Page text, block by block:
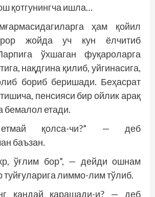
қотгунингча ишла…
ҳам қойил
жойда уч кун ёлчитиб
ўхшаган фуқароларга
нақдгина қилиб, уйгинасига,
бориб беришади. Беҳасрат
пенсияси бир ойлик арақ
бемалол етади.
қолса-чи?” — деб
баъзан.
ўғлим бор”, — дейди ошнам
лиммо-лим тўлиб.
қандай қарашади-и? — деб